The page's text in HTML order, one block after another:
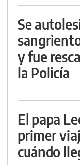
Se
y fue
la Policía
El papa
primer
cuándo